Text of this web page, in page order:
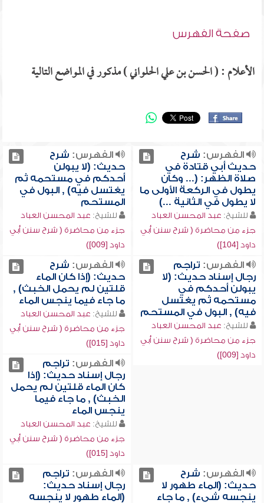
صفحة الفهرس
الأعلام : ( الحسن بن علي الحلواني ) مذكور في المواضع التالية
الفهرس: شرح
حديث أبي قتادة في
صلاة الظهر: (... وكان
يطول في الركعة الأولى ما
لا يطول في الثانية ...)
للشيخ: عبد المحسن العباد
جزء من محاضرة ( شرح سنن أبي
داود [104])
الفهرس: شرح
حديث: (لا يبولن
أحدكم في مستحمه ثم
يغتسل فيه) , البول في
المستحم
للشيخ: عبد المحسن العباد
جزء من محاضرة ( شرح سنن أبي
داود [009])
الفهرس: تراجم
رجال إسناد حديث: (لا
يبولن أحدكم في
مستحمه ثم يغتسل
فيه) , البول في المستحم
للشيخ: عبد المحسن العباد
جزء من محاضرة ( شرح سنن أبي
داود [009])
الفهرس: شرح
حديث: (إذا كان الماء
قلتين لم يحمل الخبث) ,
ما جاء فيما ينجس الماء
للشيخ: عبد المحسن العباد
جزء من محاضرة ( شرح سنن أبي
داود [015])
الفهرس: تراجم
رجال إسناد حديث: (إذا
كان الماء قلتين لم يحمل
الخبث) , ما جاء فيما
ينجس الماء
للشيخ: عبد المحسن العباد
جزء من محاضرة ( شرح سنن أبي
داود [015])
الفهرس: شرح
حديث: (الماء طهور لا
ينجسه شيء) , ما جاء
الفهرس: تراجم
رجال إسناد حديث:
(الماء طهور لا ينجسه